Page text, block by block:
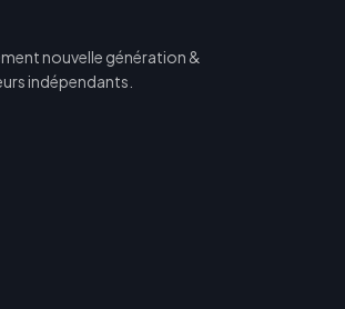
nouvelle génération &
indépendants.